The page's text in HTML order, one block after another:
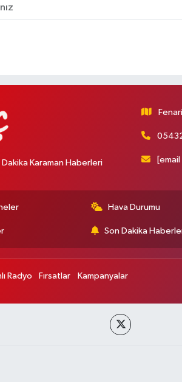
Dakika Karaman Haberleri
Hava Durumu
Son Dakika
Radyo Fırsatlar Kampanyalar